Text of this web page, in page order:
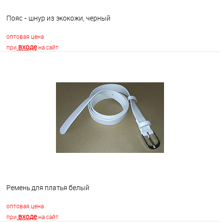
Пояс - шнур из экокожи, черный
оптовая цена
при входена сайт
Недоступно
Ремень для платья белый
оптовая цена
при входена сайт